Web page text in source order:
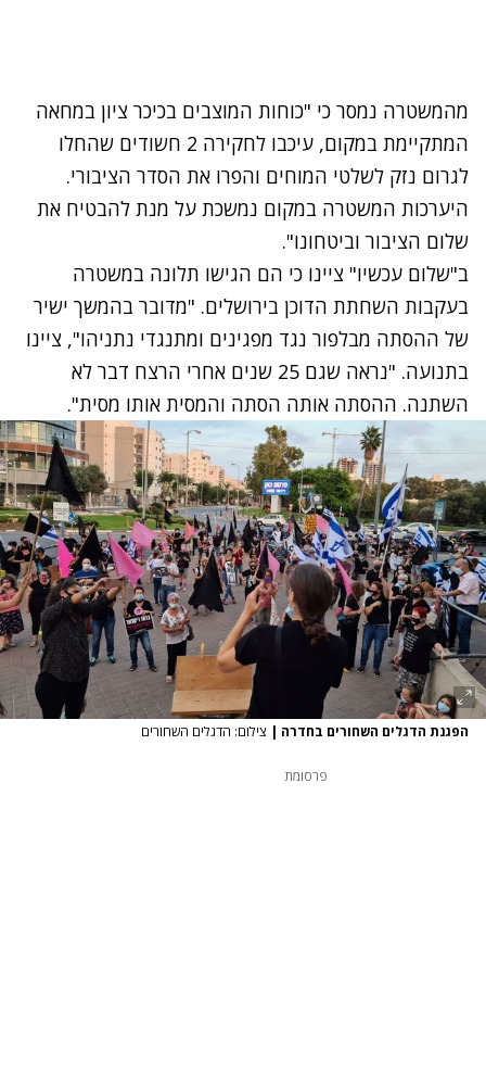
מהמשטרה נמסר כי "כוחות המוצבים בכיכר ציון במחאה
המתקיימת במקום, עיכבו לחקירה 2 חשודים שהחלו
לגרום נזק לשלטי המוחים והפרו את הסדר הציבורי.
היערכות המשטרה במקום נמשכת על מנת להבטיח את
שלום הציבור וביטחונו".
ב"שלום עכשיו" ציינו כי הם הגישו תלונה במשטרה
בעקבות השחתת הדוכן בירושלים. "מדובר בהמשך ישיר
של ההסתה מבלפור נגד מפגינים ומתנגדי נתניהו", ציינו
בתנועה. "נראה שגם 25 שנים אחרי הרצח דבר לא
השתנה. ההסתה אותה הסתה והמסית אותו מסית".
הפגנת הדגלים השחורים בחדרה | צילום: הדגלים השחורים
פרסומת